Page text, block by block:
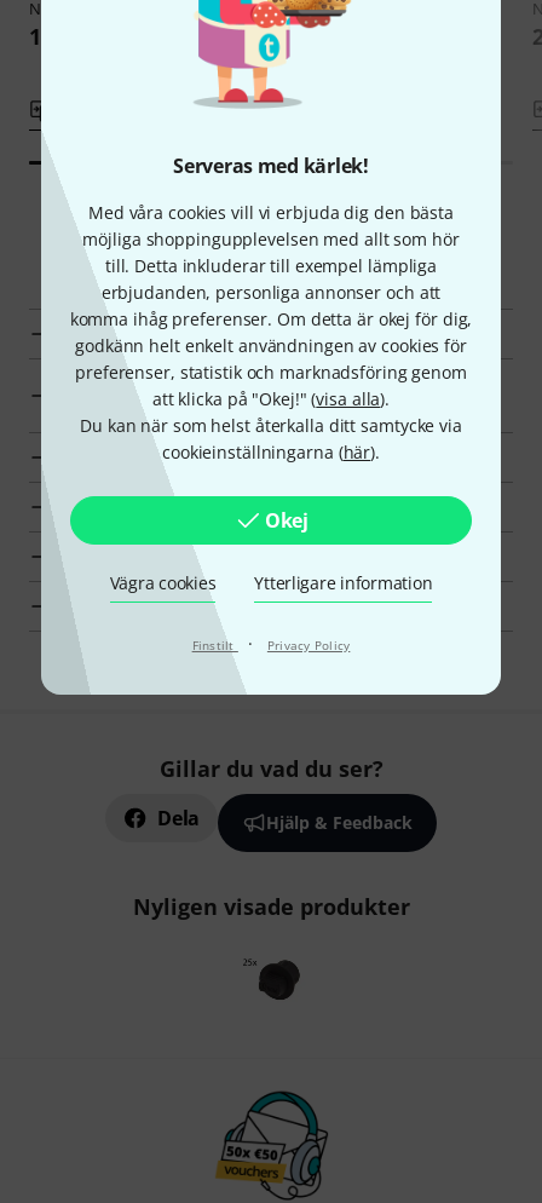
Serveras med kärlek!
Med våra cookies vill vi erbjuda dig den bästa
möjliga shoppingupplevelsen med allt som hör
till. Detta inkluderar till exempel lämpliga
erbjudanden, personliga annonser och att
komma ihåg preferenser. Om detta är okej för dig,
godkänn helt enkelt användningen av cookies för
preferenser, statistik och marknadsföring genom
att klicka på "Okej!" (visa alla).
Du kan när som helst återkalla ditt samtycke via
cookieinställningarna (här).
Okej
Vägra cookies Ytterligare information
Finstilt · Privacy Policy
Neutrik
164 kr
NeutrikSCD-NC
199 kr
Smart Navigator
Neutrik Övriga tillbehör en överblick
Övriga tillbehör till priser från 200 kr - 300 kr
annonser
till produktgrupp Övriga tillbehör
till produktgrupp Sladdar och kontakter
visa tillverkarinformation för Neutrik
Neutrik Sladdar och kontakter en överblick
Gillar du vad du ser?
Dela Hjälp & Feedback
Nyligen visade produkter